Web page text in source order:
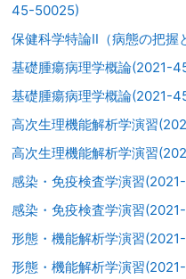
45-50025)
保健科学特論Ⅱ（病態の把
基礎腫瘍病理学概論(2021-
基礎腫瘍病理学概論(2021-
高次生理機能解析学演習
高次生理機能解析学演習
感染・免疫検査学演習
感染・免疫検査学演習
形態・機能解析学演習
形態・機能解析学演習